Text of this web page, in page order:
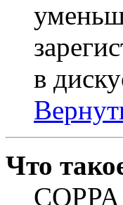
в
Что